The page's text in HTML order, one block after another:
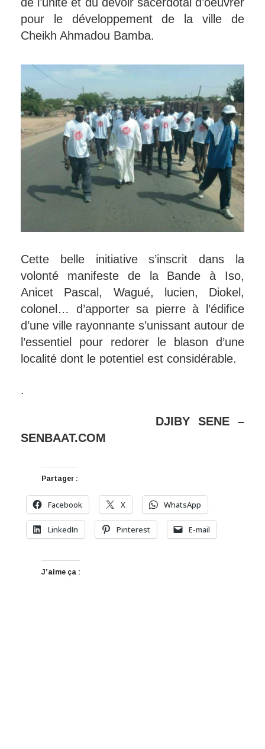
pour le développement de la ville de
Cheikh Ahmadou Bamba.
Cette belle initiative s’inscrit dans la
volonté manifeste de la Bande à Iso,
Anicet Pascal, Wagué, lucien, Diokel,
colonel… d’apporter sa pierre à l’édifice
d’une ville rayonnante s’unissant autour de
l’essentiel pour redorer le blason d’une
localité dont le potentiel est considérable.
.
DJIBY SENE –
SENBAAT.COM
Partager :
Facebook X WhatsApp
LinkedIn Pinterest E-mail
J’aime ça :